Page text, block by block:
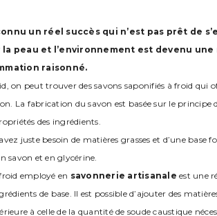
un réel succès qui n’est pas prêt de
peau et l’environnement est devenu
raisonné.
on peut trouver des savons saponifiés à froid
La fabrication du savon est basée sur le principe
des ingrédients.
juste besoin de matières grasses et d’une base
savon et en glycérine.
employé en savonnerie artisanale est une
de base. Il est possible d’ajouter des
à celle de la quantité de soude caustique